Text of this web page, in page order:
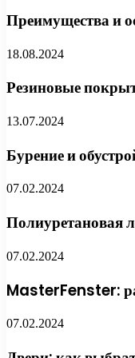
Преимущества и
18.08.2024
Резиновые
13.07.2024
Бурение и
07.02.2024
Полиуретановая
07.02.2024
MasterFenster:
07.02.2024